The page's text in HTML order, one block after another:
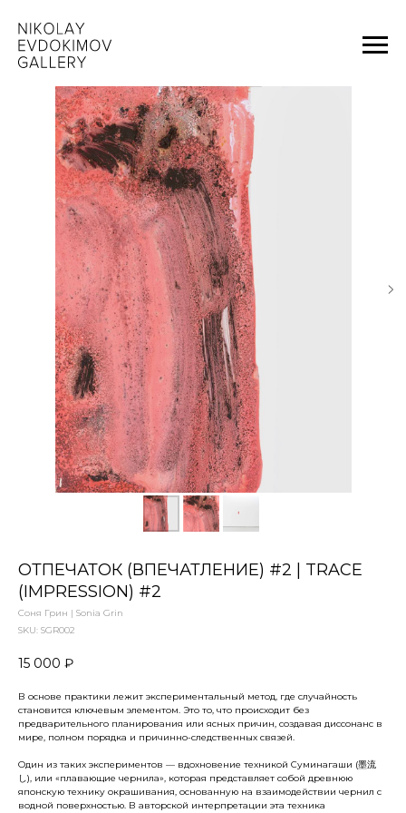
ОТПЕЧАТОК (ВПЕЧАТЛЕНИЕ) #2 | TRACE
(IMPRESSION) #2
Соня Грин | Sonia Grin
SKU: SGR002
15 000 ₽
В основе практики лежит экспериментальный метод, где случайность
становится ключевым элементом. Это то, что происходит без
предварительного планирования или ясных причин, создавая диссонанс в
мире, полном порядка и причинно-следственных связей.
Один из таких экспериментов — вдохновение техникой Суминагаши (墨流
し), или «плавающие чернила», которая представляет собой древнюю
японскую технику окрашивания, основанную на взаимодействии чернил с
водной поверхностью. В авторской интерпретации эта техника